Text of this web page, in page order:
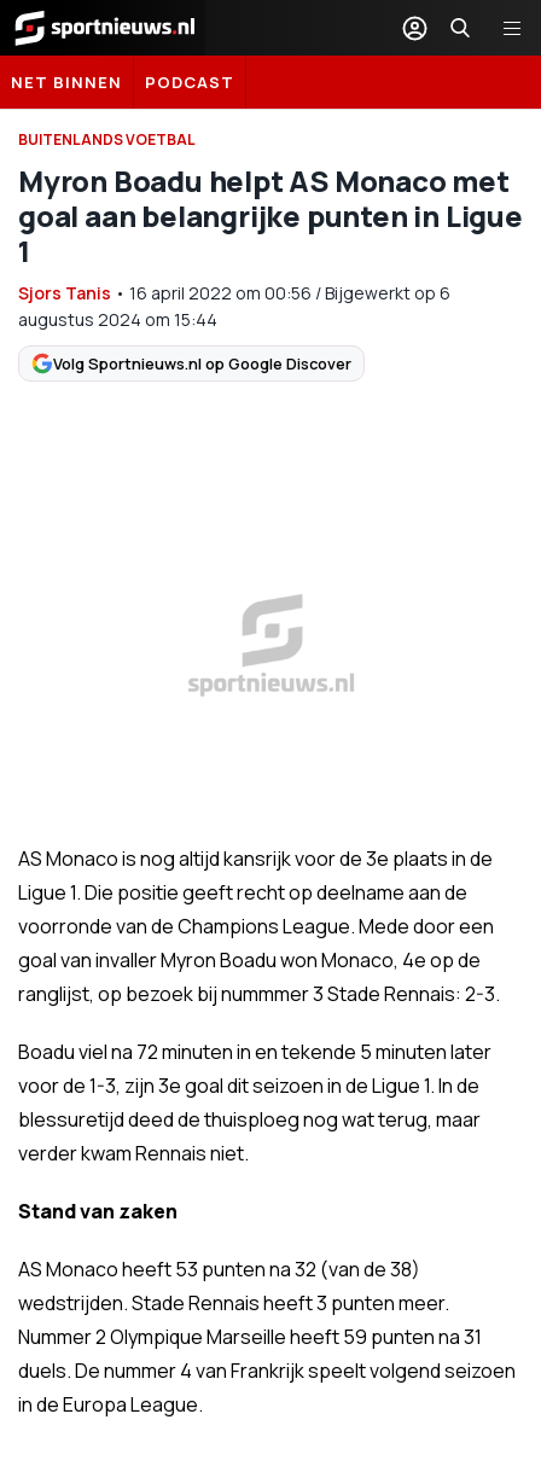
Sportnieuws.nl
NET BINNEN PODCAST
BUITENLANDS VOETBAL
Myron Boadu helpt AS Monaco met
goal aan belangrijke punten in Ligue
1
Sjors Tanis • 16 april 2022 om 00:56 /Bijgewerkt op 6
augustus 2024 om 15:44
Volg Sportnieuws.nl op Google Discover
AS Monaco is nog altijd kansrijk voor de 3e plaats in de
Ligue 1. Die positie geeft recht op deelname aan de
voorronde van de Champions League. Mede door een
goal van invaller Myron Boadu won Monaco, 4e op de
ranglijst, op bezoek bij nummmer 3 Stade Rennais: 2-3.
Boadu viel na 72 minuten in en tekende 5 minuten later
voor de 1-3, zijn 3e goal dit seizoen in de Ligue 1. In de
blessuretijd deed de thuisploeg nog wat terug, maar
verder kwam Rennais niet.
Stand van zaken
AS Monaco heeft 53 punten na 32 (van de 38)
wedstrijden. Stade Rennais heeft 3 punten meer.
Nummer 2 Olympique Marseille heeft 59 punten na 31
duels. De nummer 4 van Frankrijk speelt volgend seizoen
in de Europa League.